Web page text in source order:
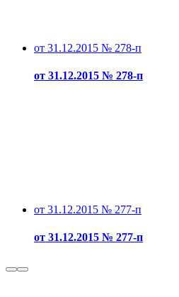
от 31.12.2015 № 278-п
от 31.12.2015 № 278-п
от 31.12.2015 № 277-п
от 31.12.2015 № 277-п